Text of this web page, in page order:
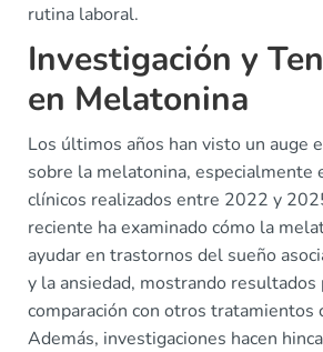
rutina laboral.
Investigación y
en Melatonina
Los últimos años han visto un auge
sobre la melatonina, especialmente
clínicos realizados entre 2022 y
reciente ha examinado cómo la
ayudar en trastornos del sueño
y la ansiedad, mostrando
comparación con otros tratamientos
Además, investigaciones hacen